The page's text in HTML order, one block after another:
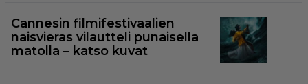
Cannesin filmifestivaalien
naisvieras vilautteli punaisella
matolla – katso kuvat